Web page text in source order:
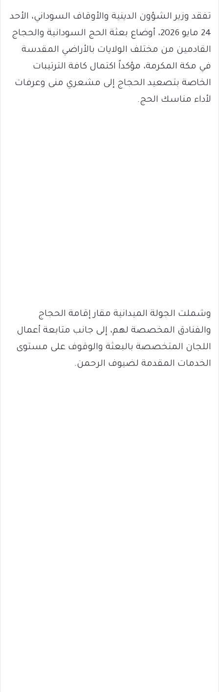
تفقد وزير الشؤون الدينية والأوقاف السوداني، الأحد
24 مايو 2026، أوضاع بعثة الحج السودانية والحجاج
القادمين من مختلف الولايات بالأراضي المقدسة
في مكة المكرمة، مؤكداً اكتمال كافة الترتيبات
الخاصة بتصعيد الحجاج إلى مشعري منى وعرفات
لأداء مناسك الحج.
وشملت الجولة الميدانية مقار إقامة الحجاج
والفنادق المخصصة لهم، إلى جانب متابعة أعمال
اللجان المتخصصة بالبعثة والوقوف على مستوى
الخدمات المقدمة لضيوف الرحمن.